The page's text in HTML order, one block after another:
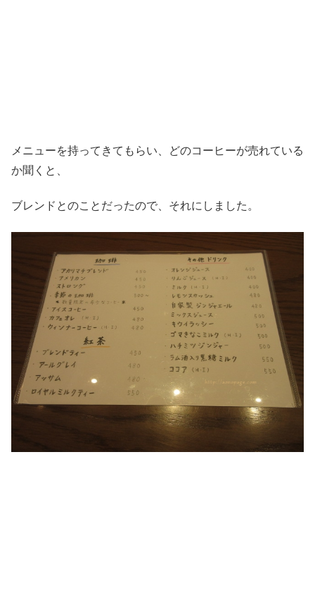
メニューを持ってきてもらい、どのコーヒーが売れている
か聞くと、
ブレンドとのことだったので、それにしました。